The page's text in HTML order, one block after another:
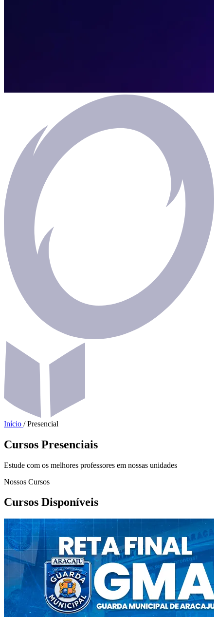
Início / Presencial
Cursos Presenciais
Estude com os melhores professores em nossas unidades
Nossos Cursos
Cursos Disponíveis